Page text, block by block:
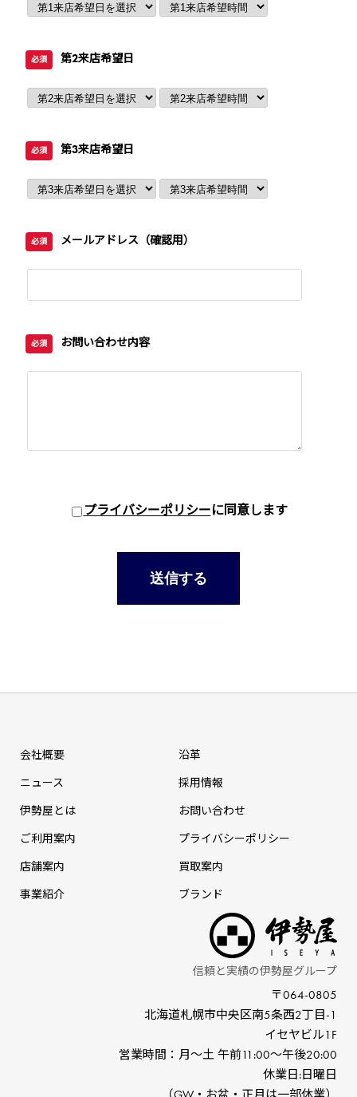
必須 第2来店希望日
必須 第3来店希望日
必須 メールアドレス（確認用）
必須 お問い合わせ内容
プライバシーポリシーに同意します
会社概要
ニュース
伊勢屋とは
ご利用案内
店舗案内
事業紹介
沿革
採⽤情報
お問い合わせ
プライバシーポリシー
買取案内
ブランド
信頼と実績の伊勢屋グループ
〒064-0805
北海道札幌市中央区南5条⻄2丁⽬-1
イセヤビル1F
営業時間：⽉〜⼟ 午前11:00〜午後20:00
休業⽇:⽇曜⽇